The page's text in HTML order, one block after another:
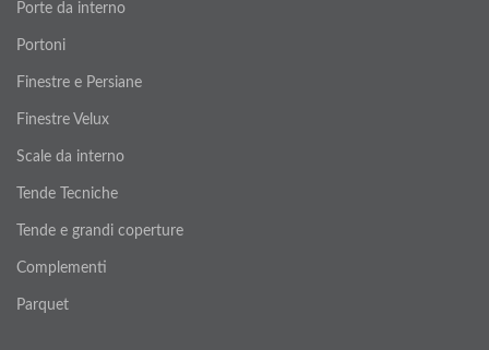
Porte da interno
Portoni
Finestre e Persiane
Finestre Velux
Scale da interno
Tende Tecniche
Tende e grandi coperture
Complementi
Parquet